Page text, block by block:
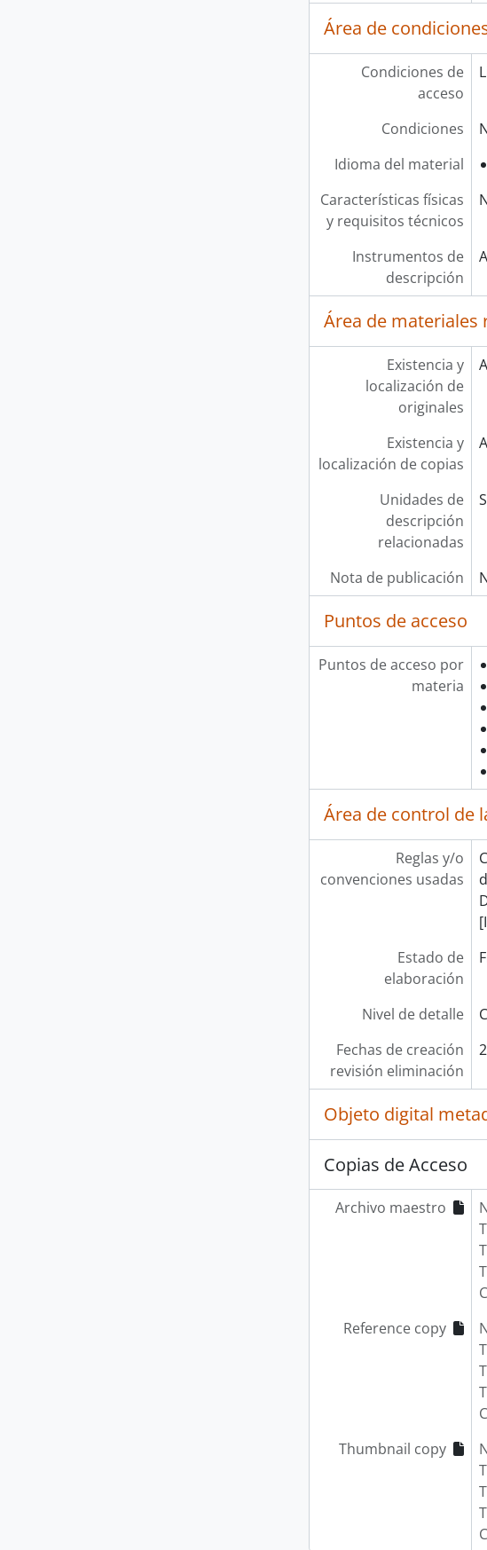
Área de
Condiciones de
acceso
Condiciones
Idioma del material
Características físicas
y requisitos técnicos
Instrumentos de
descripción
Área de materiales
Existencia y
localización de
originales
Existencia y
localización de copias
Unidades de
descripción
relacionadas
Nota de publicación
Puntos de acceso
Puntos de acceso por
materia
Área de control de
Reglas y/o
convenciones usadas
Estado de
elaboración
Nivel de detalle
Fechas de creación
revisión eliminación
Objeto digital
Copias de Acceso
Archivo maestro
Reference copy
Thumbnail copy